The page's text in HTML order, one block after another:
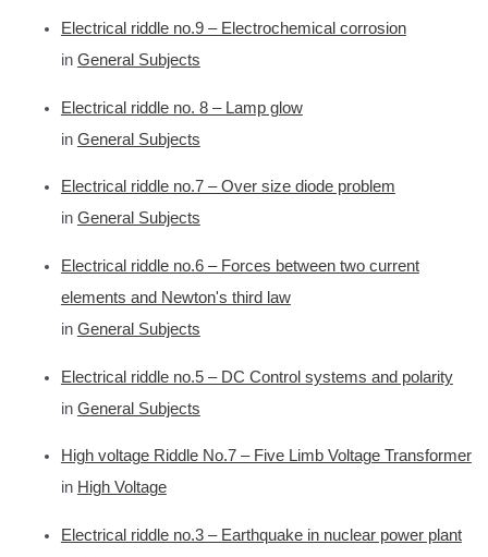
Electrical riddle no.9 – Electrochemical corrosion
in General Subjects
Electrical riddle no. 8 – Lamp glow
in General Subjects
Electrical riddle no.7 – Over size diode problem
in General Subjects
Electrical riddle no.6 – Forces between two current
elements and Newton's third law
in General Subjects
Electrical riddle no.5 – DC Control systems and polarity
in General Subjects
High voltage Riddle No.7 – Five Limb Voltage Transformer
in High Voltage
Electrical riddle no.3 – Earthquake in nuclear power plant